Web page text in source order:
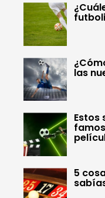
las
Estos
5